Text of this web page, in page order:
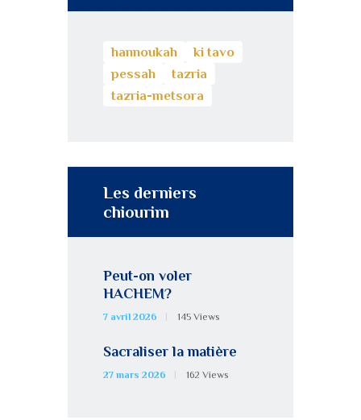
hannoukah
ki tavo
pessah
tazria
tazria-metsora
Les derniers
chiourim
Peut-on voler
HACHEM?
7 avril 2026 145 Views
Sacraliser la matière
27 mars 2026 162 Views